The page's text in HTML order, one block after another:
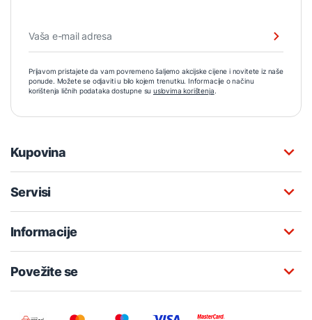
Prijavom pristajete da vam povremeno šaljemo akcijske cijene i novitete iz naše
ponude. Možete se odjaviti u bilo kojem trenutku. Informacije o načinu
korištenja ličnih podataka dostupne su uslovima korištenja.
Kupovina
Servisi
Informacije
Povežite se